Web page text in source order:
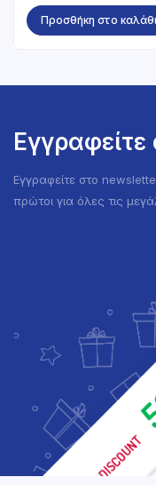
Προσθήκη στο καλάθι
Εγγραφείτε στο
πρώτοι για όλες τις